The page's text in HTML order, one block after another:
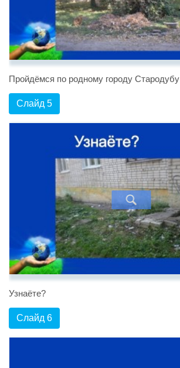
Пройдёмся по родному городу Стародубу
Слайд 5
Узнаёте?
Слайд 6